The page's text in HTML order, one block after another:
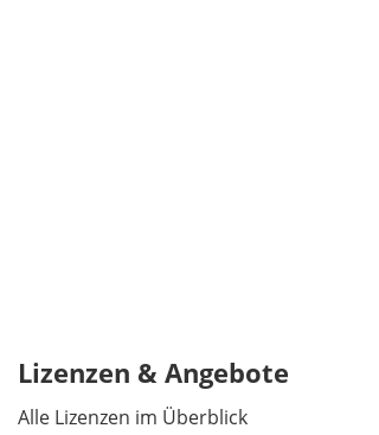
Lizenzen & Angebote
Alle Lizenzen im Überblick